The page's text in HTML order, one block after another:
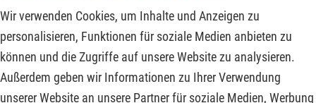
Wir verwenden Cookies, um Inhalte und Anzeigen zu
personalisieren, Funktionen für soziale Medien anbieten zu
können und die Zugriffe auf unsere Website zu analysieren.
Außerdem geben wir Informationen zu Ihrer Verwendung
unserer Website an unsere Partner für soziale Medien, Werbung
Treiber für die Märkte in den kommenden Tagen könnten die
Aussetzung der Schuldenobergrenze der USA bis 2025 sein,
denn US-Präsident Joe Biden und der US-republikanische
Kongressabgeordnete Kevin McCarthy haben sich darauf
geeinigt. Es fehlt nun noch die Zustimmung der anderen